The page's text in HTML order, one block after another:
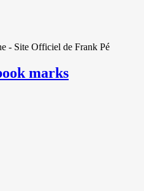
- Site Officiel de Frank Pé
marks